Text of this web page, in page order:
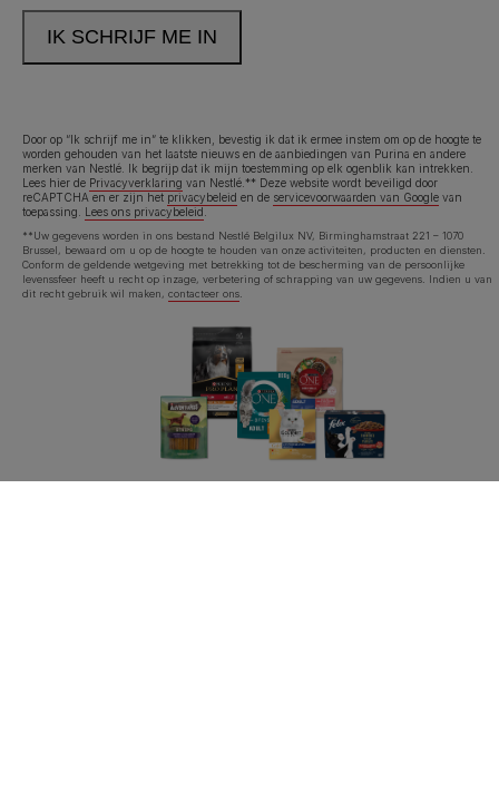
Door op “Ik schrijf me in” te klikken, bevestig ik dat ik ermee instem om op de hoogte te
worden gehouden van het laatste nieuws en de aanbiedingen van Purina en andere
merken van Nestlé. Ik begrijp dat ik mijn toestemming op elk ogenblik kan intrekken.
Lees hier de Privacyverklaring van Nestlé.** Deze website wordt beveiligd door
reCAPTCHA en er zijn het privacybeleid en de servicevoorwaarden van Google van
toepassing. Lees ons privacybeleid
**Uw gegevens worden in ons bestand Nestlé Belgilux NV, Birminghamstraat 221 – 1070
Brussel, bewaard om u op de hoogte te houden van onze activiteiten, producten en diensten.
Conform de geldende wetgeving met betrekking tot de bescherming van de persoonlijke
levenssfeer heeft u recht op inzage, verbetering of schrapping van uw gegevens. Indien u van
dit recht gebruik wil maken, contacteer ons